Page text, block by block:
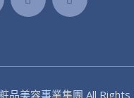
品美容事業集團 All